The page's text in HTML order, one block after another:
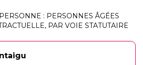
: PERSONNES ÂGÉES
, PAR VOIE STATUTAIRE